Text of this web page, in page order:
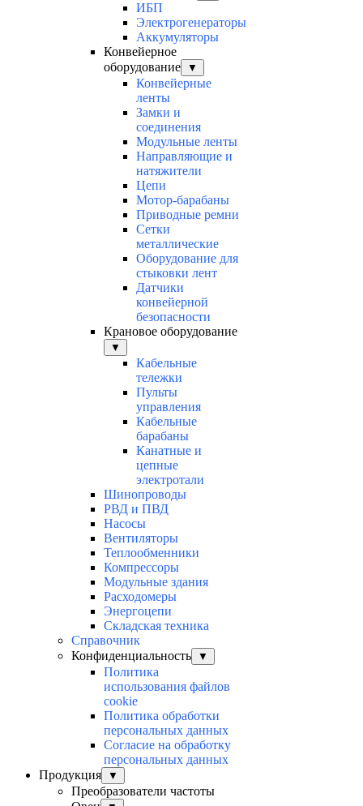
ИБП
Электрогенераторы
Аккумуляторы
Конвейерное
оборудование
▼
Конвейерные
ленты
Замки и
соединения
Модульные ленты
Направляющие и
натяжители
Цепи
Мотор-барабаны
Приводные ремни
Сетки
металлические
Оборудование для
стыковки лент
Датчики
конвейерной
безопасности
Крановое оборудование
▼
Кабельные
тележки
Пульты
управления
Кабельные
барабаны
Канатные и
цепные
электротали
Шинопроводы
РВД и ПВД
Насосы
Вентиляторы
Теплообменники
Компрессоры
Модульные здания
Расходомеры
Энергоцепи
Складская техника
Справочник
Конфиденциальность
▼
Политика
использования файлов
cookie
Политика обработки
персональных данных
Согласие на обработку
персональных данных
Продукция
▼
Преобразователи частоты